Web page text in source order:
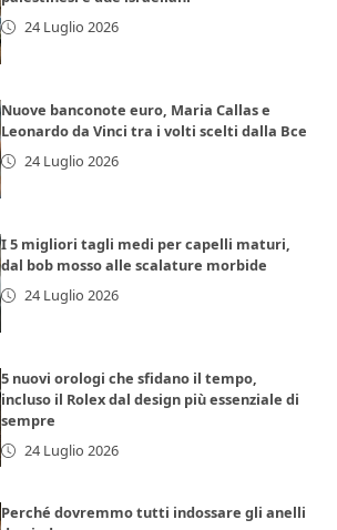
24 Luglio 2026
Nuove banconote euro, Maria Callas e
Leonardo da Vinci tra i volti scelti dalla Bce
24 Luglio 2026
I 5 migliori tagli medi per capelli maturi,
dal bob mosso alle scalature morbide
24 Luglio 2026
5 nuovi orologi che sfidano il tempo,
incluso il Rolex dal design più essenziale di
sempre
24 Luglio 2026
Perché dovremmo tutti indossare gli anelli